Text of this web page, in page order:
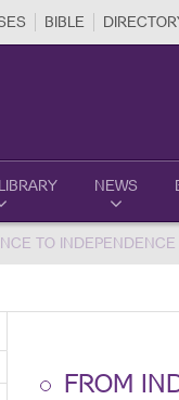
BIBLE
NEWS
TO INDEPENDENCE
FROM